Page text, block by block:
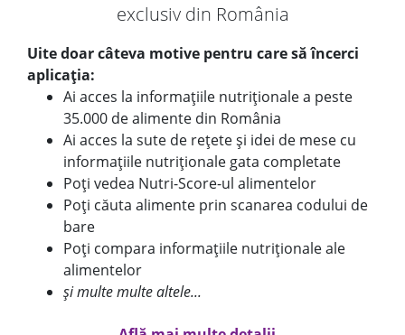
exclusiv din România
Uite doar câteva motive pentru care să încerci
aplicația:
Ai acces la informațiile nutriționale a peste
35.000 de alimente din România
Ai acces la sute de rețete și idei de mese cu
informațiile nutriționale gata completate
Poți vedea Nutri-Score-ul alimentelor
Poți căuta alimente prin scanarea codului de
bare
Poți compara informațiile nutriționale ale
alimentelor
și multe multe altele...